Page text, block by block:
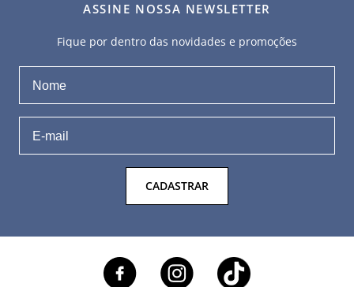
ASSINE NOSSA NEWSLETTER
Fique por dentro das novidades e promoções
CADASTRAR